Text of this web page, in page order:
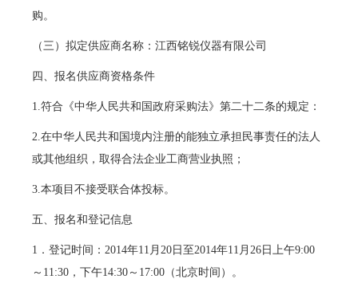
购。
（三）拟定供应商名称：江西铭锐仪器有限公司
四、报名供应商资格条件
1.符合《中华人民共和国政府采购法》第二十二条的规定：
2.在中华人民共和国境内注册的能独立承担民事责任的法人
或其他组织，取得合法企业工商营业执照；
3.本项目不接受联合体投标。
五、报名和登记信息
1．登记时间：2014年11月20日至2014年11月26日上午9:00
～11:30，下午14:30～17:00（北京时间）。